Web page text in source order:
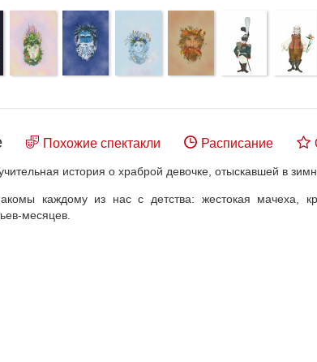
Похожие спектакли Расписание
история о храброй девочке, отыскавшей в
каждому из нас с детства: жестокая мачеха,
месяцев.